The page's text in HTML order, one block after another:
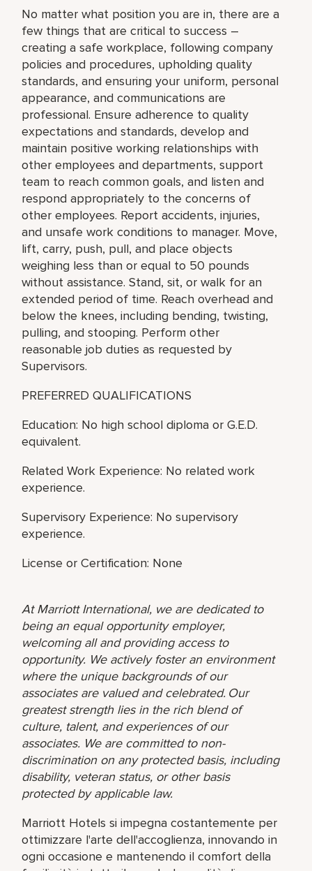
No matter what position you are in, there are a
few things that are critical to success –
creating a safe workplace, following company
policies and procedures, upholding quality
standards, and ensuring your uniform, personal
appearance, and communications are
professional. Ensure adherence to quality
expectations and standards, develop and
maintain positive working relationships with
other employees and departments, support
team to reach common goals, and listen and
respond appropriately to the concerns of
other employees. Report accidents, injuries,
and unsafe work conditions to manager. Move,
lift, carry, push, pull, and place objects
weighing less than or equal to 50 pounds
without assistance. Stand, sit, or walk for an
extended period of time. Reach overhead and
below the knees, including bending, twisting,
pulling, and stooping. Perform other
reasonable job duties as requested by
Supervisors.
PREFERRED QUALIFICATIONS
Education: No high school diploma or G.E.D.
equivalent.
Related Work Experience: No related work
experience.
Supervisory Experience: No supervisory
experience.
License or Certification: None
At Marriott International, we are dedicated to
being an equal opportunity employer,
welcoming all and providing access to
opportunity. We actively foster an environment
where the unique backgrounds of our
associates are valued and celebrated. Our
greatest strength lies in the rich blend of
culture, talent, and experiences of our
associates. We are committed to non-
discrimination on any protected basis, including
disability, veteran status, or other basis
protected by applicable law.
Marriott Hotels si impegna costantemente per
ottimizzare l'arte dell'accoglienza, innovando in
ogni occasione e mantenendo il comfort della